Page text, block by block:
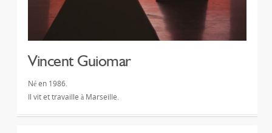
Vincent Guiomar
Né en 1986.
Il vit et travaille à Marseille.